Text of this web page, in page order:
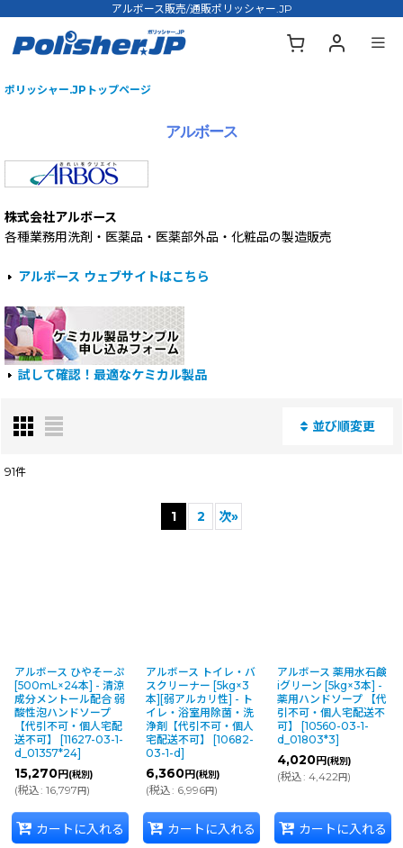
アルボース販売/通販ポリッシャー.JP
ポリッシャー.JPトップページ
アルボース
株式会社アルボース
各種業務用洗剤・医薬品・医薬部外品・化粧品の製造販売
アルボース ウェブサイトはこちら
試して確認！最適なケミカル製品
並び順変更
91件
1 2 次»
アルボース ひやそーぷ
[500mL×24本] - 清涼
成分メントール配合 弱
酸性泡ハンドソープ
【代引不可・個人宅配
送不可】
[11627-03-1-
d_01357*24]
15,270円 (税別)
(税込: 16,797円)
カートに入れる
アルボース トイレ・バ
スクリーナー [5kg×3
本][弱アルカリ性] - ト
イレ・浴室用除菌・洗
浄剤【代引不可・個人
宅配送不可】
[10682-
03-1-d]
6,360円 (税別)
(税込: 6,996円)
カートに入れる
アルボース 薬用水石鹸
iグリーン [5kg×3本] -
薬用ハンドソープ 【代
引不可・個人宅配送不
可】
[10560-03-1-
d_01803*3]
4,020円 (税別)
(税込: 4,422円)
カートに入れる